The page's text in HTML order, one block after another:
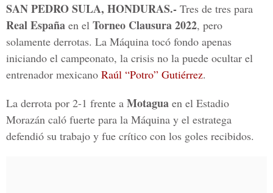
SAN PEDRO SULA, HONDURAS.- Tres de tres para
Real España en el Torneo Clausura 2022, pero
solamente derrotas. La Máquina tocó fondo apenas
iniciando el campeonato, la crisis no la puede ocultar el
entrenador mexicano Raúl “Potro” Gutiérrez.
La derrota por 2-1 frente a Motagua en el Estadio
Morazán caló fuerte para la Máquina y el estratega
defendió su trabajo y fue crítico con los goles recibidos.